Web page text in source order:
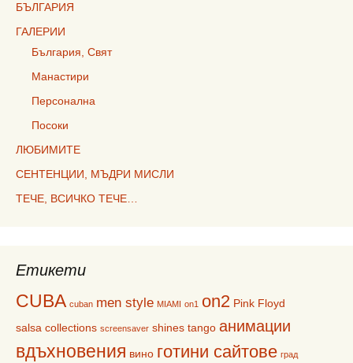
БЪЛГАРИЯ
ГАЛЕРИИ
България, Свят
Манастири
Персонална
Посоки
ЛЮБИМИТЕ
СЕНТЕНЦИИ, МЪДРИ МИСЛИ
ТЕЧЕ, ВСИЧКО ТЕЧЕ…
Етикети
CUBA cuban men style MIAMI on1 on2 Pink Floyd
salsa collections screensaver shines tango анимации
вдъхновения вино готини сайтове град